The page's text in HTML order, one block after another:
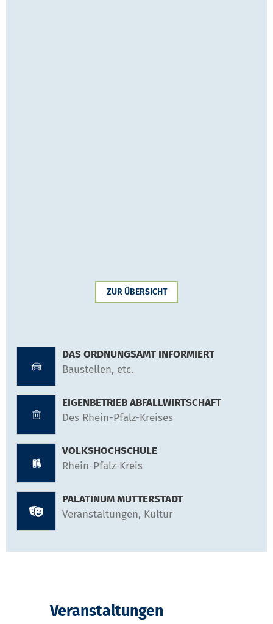
ZUR ÜBERSICHT
DAS ORDNUNGSAMT INFORMIERT
Baustellen, etc.
EIGENBETRIEB ABFALLWIRTSCHAFT
Des Rhein-Pfalz-Kreises
VOLKSHOCHSCHULE
Rhein-Pfalz-Kreis
PALATINUM MUTTERSTADT
Veranstaltungen, Kultur
Veranstaltungen